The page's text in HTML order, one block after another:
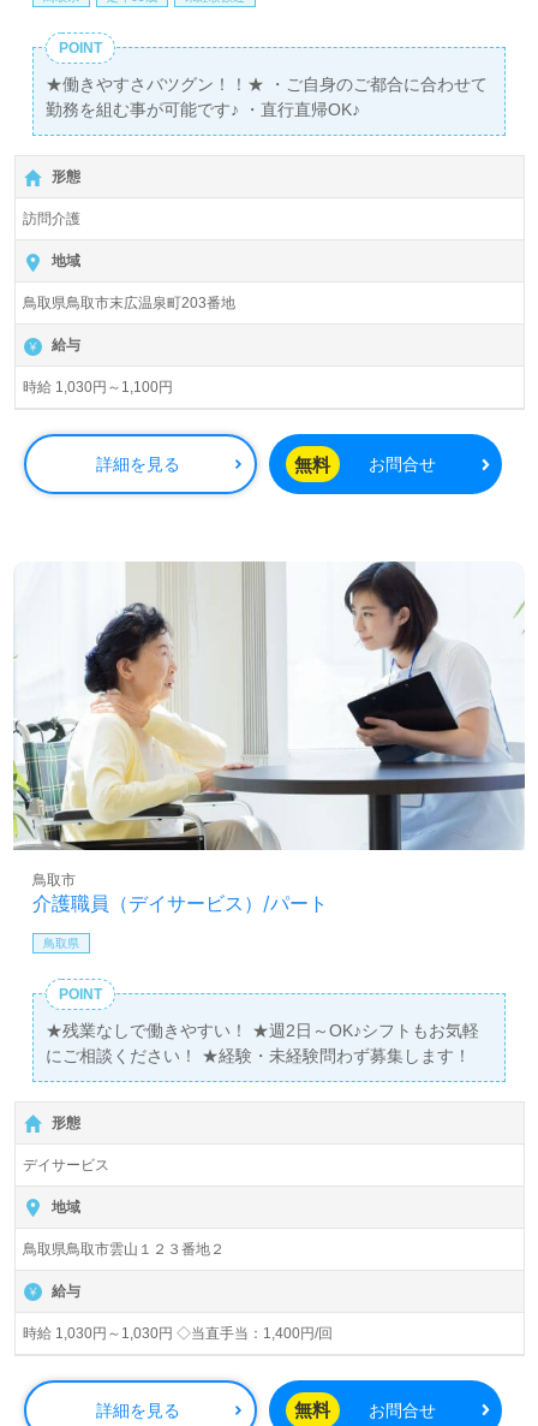
POINT
★働きやすさバツグン！！★ ・ご自身のご都合に合わせて
勤務を組む事が可能です♪ ・直行直帰OK♪
形態
訪問介護
地域
鳥取県鳥取市末広温泉町203番地
給与
時給 1,030円～1,100円
詳細を見る 無料 お問合せ
介護職員（デイサービス）/パート
鳥取市
鳥取県
POINT
★残業なしで働きやすい！ ★週2日～OK♪シフトもお気軽
にご相談ください！ ★経験・未経験問わず募集します！
形態
デイサービス
地域
鳥取県鳥取市雲山１２３番地２
給与
時給 1,030円～1,030円 ◇当直手当：1,400円/回
詳細を見る 無料 お問合せ